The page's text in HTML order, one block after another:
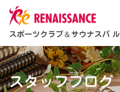
スポーツクラブ＆サウナスパ
スタッフブログ